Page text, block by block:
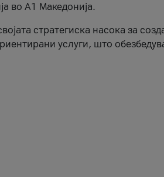
во А1 Македонија.
стратегиска насока за
услуги, што